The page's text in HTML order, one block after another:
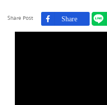
Share Post